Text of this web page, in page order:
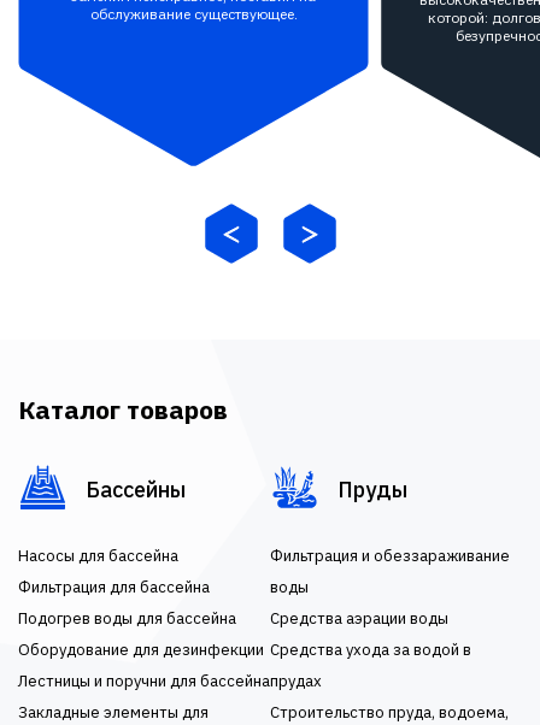
обслуживание существующее.
которой:
Каталог товаров
Бассейны
Насосы для бассейна
Фильтрация для бассейна
Подогрев воды для бассейна
Оборудование для дезинфекции
Лестницы и поручни для бассейна
Закладные элементы для
Пруды
Фильтрация и обеззараживание
воды
Средства аэрации воды
Средства ухода за водой в
прудах
Строительство пруда, водоема,